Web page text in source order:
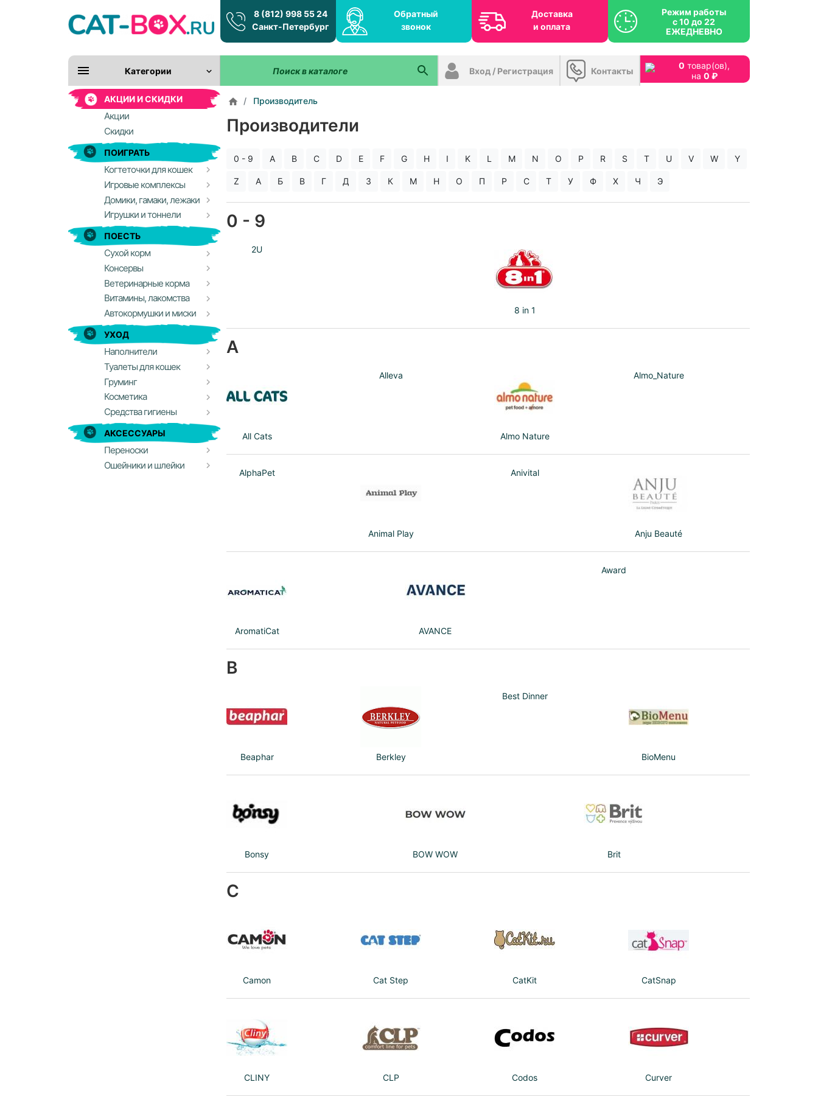
8 (812) 998 55 24
Санкт-Петербург
Обратный
звонок
Доставка
и оплата
Режим работы
с 10 до 22
ЕЖЕДНЕВНО
0 товар(ов),
на 0 ₽
Категории
АКЦИИ И СКИДКИ
Акции
Скидки
ПОИГРАТЬ
Когтеточки для кошек
Игровые комплексы
Домики, гамаки, лежаки
Игрушки и тоннели
ПОЕСТЬ
Сухой корм
Консервы
Ветеринарные корма
Витамины, лакомства
Автокормушки и миски
УХОД
Наполнители
Туалеты для кошек
Груминг
Косметика
Средства гигиены
АКСЕССУАРЫ
Переноски
Ошейники и шлейки
Вход / Регистрация Контакты
Производитель
Производители
0 - 9 A B C D E F G H I K L M N O P R S T U V W Y
Z А Б В Г Д З К М Н О П Р С Т У Ф Х Ч Э
0 - 9
2U
8 in 1
A
All Cats
Alleva
Almo Nature
Almo_Nature
AlphaPet
Animal Play
Anivital
Anju Beauté
AromatiCat AVANCE
Award
B
Beaphar Berkley
Best Dinner
BioMenu
Bonsy BOW WOW Brit
C
Camon Cat Step CatKit CatSnap
CLINY CLP Codos Curver